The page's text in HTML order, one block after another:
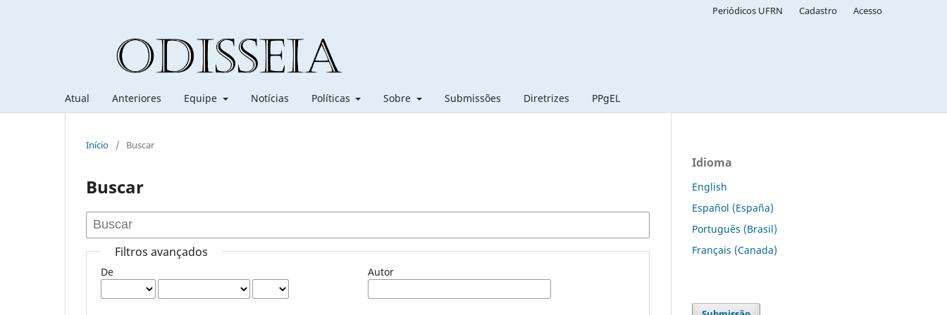
Atual Anteriores Equipe Notícias Políticas Sobre Submissões Diretrizes PPgEL
Periódicos UFRN Cadastro Acesso
Início / Buscar
Buscar
Filtros avançados
De Autor
Idioma
English
Español (España)
Português (Brasil)
Français (Canada)